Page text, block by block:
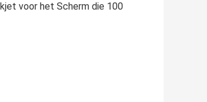
voor het Scherm die 100